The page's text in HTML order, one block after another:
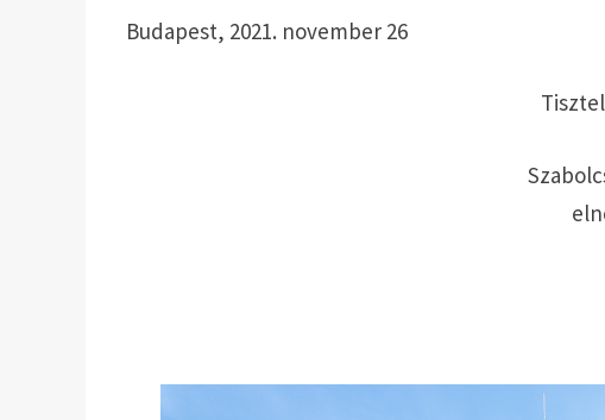
Budapest, 2021. november 26